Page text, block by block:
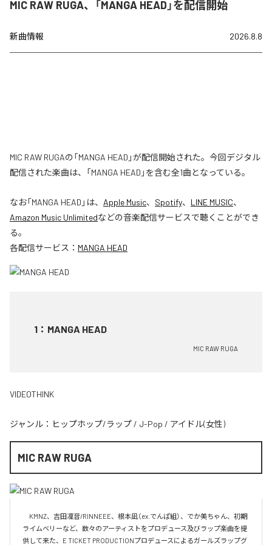
MIC RAW RUGA、「MANGA HEAD」を配信開始
新曲情報 2026.8.8
MIC RAW RUGAの「MANGA HEAD」が配信開始された。今回デジタル
配信された楽曲は、「MANGA HEAD」を含む全1曲となっている。
なお「MANGA HEAD 」は、 Apple Music、 Spotify、 LINE MUSIC、
Amazon Music Unlimitedなどの音楽配信サービスで聴くことができ
る。
各配信サービス： MANGA HEAD
1 ： MANGA HEAD
MIC RAW RUGA
VIDEOTHINK
ジャンル： ヒップホップ/ラップ / J-Pop / アイドル(女性)
MIC RAW RUGA
KMNZ、吉田凜音/RINNEEE、根本凪（ex.でんぱ組）、でか美ちゃん、初期
ライムベリーなど、数々のアーティストをプロデュース及びラップ楽曲を提
供して来た、E TICKET PRODUCTIONプロデュースによるガールズラップグ